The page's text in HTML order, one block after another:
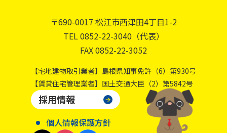
〒690-0017 松江市西津田4丁目1-2
TEL 0852-22-3040（代表）
FAX 0852-22-3052
【宅地建物取引業者】島根県知事免許（6）第930号
【賃貸住宅管理業者】国土交通大臣（2）第5842号
採用情報
個人情報保護方針